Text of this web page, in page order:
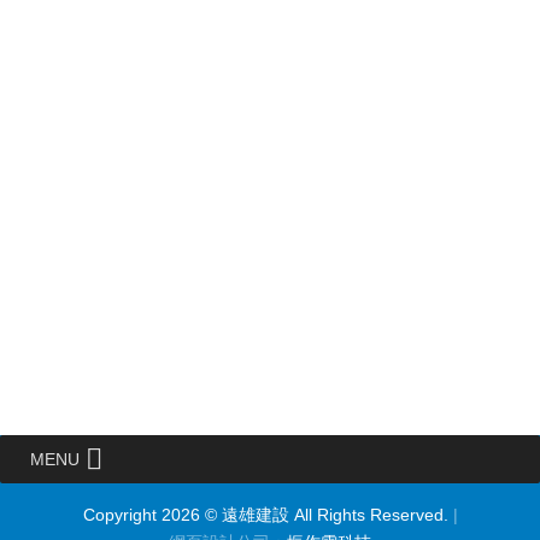
MENU
Copyright 2026 © 遠雄建設 All Rights Reserved.
|